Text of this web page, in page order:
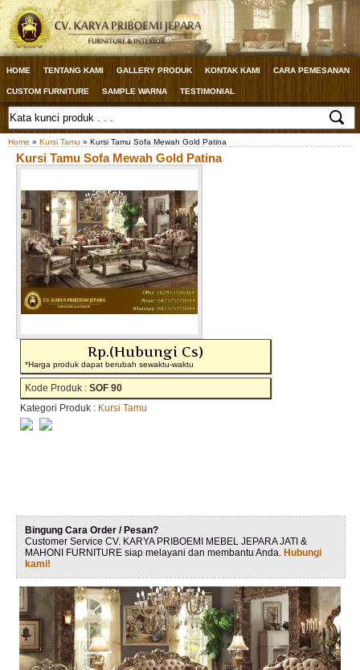
HOME TENTANG KAMI GALLERY PRODUK KONTAK KAMI CARA PEMESANAN
CUSTOM FURNITURE SAMPLE WARNA TESTIMONIAL
Home » Kursi Tamu » Kursi Tamu Sofa Mewah Gold Patina
Kursi Tamu Sofa Mewah Gold Patina
Rp.(Hubungi Cs)
*Harga produk dapat berubah sewaktu-waktu
Kode Produk : SOF 90
Kategori Produk : Kursi Tamu
Bingung Cara Order / Pesan?
Customer Service CV. KARYA PRIBOEMI MEBEL JEPARA JATI &
MAHONI FURNITURE siap melayani dan membantu Anda. Hubungi
kami!